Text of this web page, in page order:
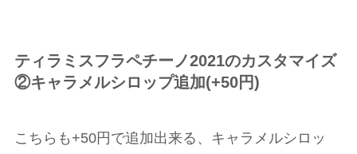
ティラミスフラペチーノ2021のカスタマイズ
②キャラメルシロップ追加(+50円)
こちらも+50円で追加出来る、キャラメルシロッ